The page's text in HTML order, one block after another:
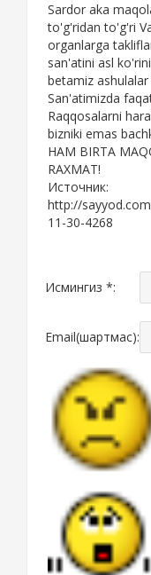
Sardor aka
to'g'ridan to'g'ri
organlarga
san'atini asl
betamiz
San'atimizda
Raqqosalarni
bizniki emas
HAM BIRTA
RAXMAT!
Источник:
http://
11-30-4268
Исмингиз *:
Email(шартмас):